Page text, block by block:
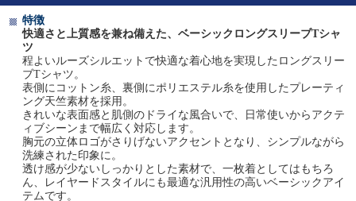
特徴
快適さと上質感を兼ね備えた、ベーシックロングスリーブTシャ
ツ
程よいルーズシルエットで快適な着心地を実現したロングスリー
ブTシャツ。
表側にコットン糸、裏側にポリエステル糸を使用したプレーティ
ング天竺素材を採用。
きれいな表面感と肌側のドライな風合いで、日常使いからアクテ
ィブシーンまで幅広く対応します。
胸元の立体ロゴがさりげないアクセントとなり、シンプルながら
洗練された印象に。
透け感が少ないしっかりとした素材で、一枚着としてはもちろ
ん、レイヤードスタイルにも最適な汎用性の高いベーシックアイ
テムです。